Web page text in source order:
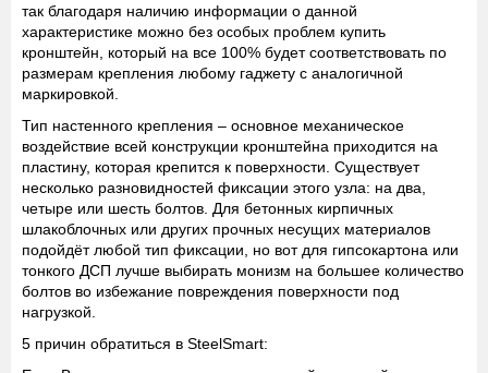
так благодаря наличию информации о данной
характеристике можно без особых проблем купить
кронштейн, который на все 100% будет соответствовать по
размерам крепления любому гаджету с аналогичной
маркировкой.
Тип настенного крепления – основное механическое
воздействие всей конструкции кронштейна приходится на
пластину, которая крепится к поверхности. Существует
несколько разновидностей фиксации этого узла: на два,
четыре или шесть болтов. Для бетонных кирпичных
шлакоблочных или других прочных несущих материалов
подойдёт любой тип фиксации, но вот для гипсокартона или
тонкого ДСП лучше выбирать монизм на большее количество
болтов во избежание повреждения поверхности под
нагрузкой.
5 причин обратиться в SteelSmart: